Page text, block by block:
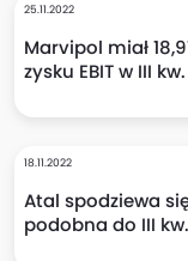
25.11.2022
Marvipol miał
zysku EBIT w III
18.11.2022
Atal spodziewa
podobna do III